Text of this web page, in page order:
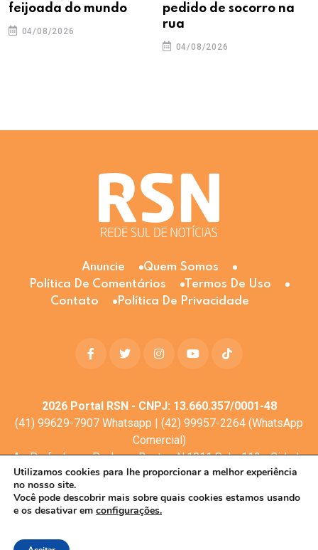
feijoada do mundo
04/08/2026
pedido de socorro na
rua
04/08/2026
Anuncie
Quem Somos
Política De Comentários
Termos De Uso
Contato
Política De Privacidade
2026Portal RSN - CNPJ: 13.660.357/0001-48
(41) 99629-7907 Whatsapp | (42) 99957-2264 (WhatsApp
Comercial)
Av. Profa. Laura Pacheco Bastos N:1011 Sala: 112 - Cidade
dos Lagos, Guarapuava - PR, 85053-525
© Todos os direitos reservados
Utilizamos cookies para lhe proporcionar a melhor experiência
no nosso site.
Você pode descobrir mais sobre quais cookies estamos usando
e os desativar em configurações.